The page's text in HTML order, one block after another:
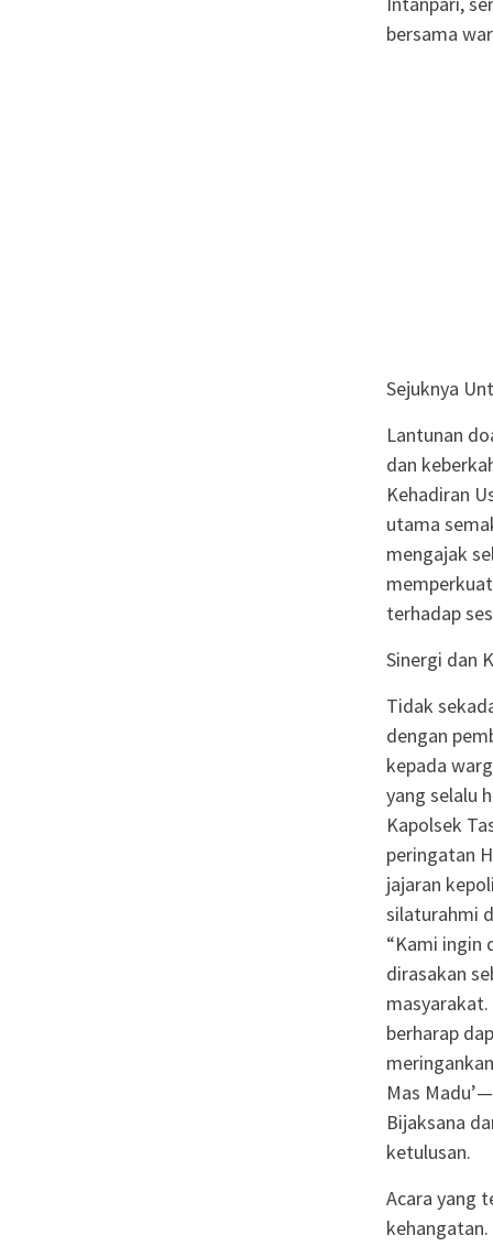
bersama
Sejuknya
Lantunan
dan
Kehadiran
utama
mengajak
terhadap
Sinergi dan
Tidak
dengan
kepada
yang selalu
Kapolsek
peringatan
jajaran
silaturahmi
“Kami ingin
dirasakan
berharap
Mas
Bijaksana
ketulusan.
Acara yang